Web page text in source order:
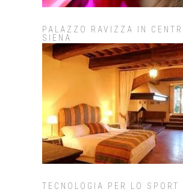
PALAZZO RAVIZZA IN
SIENA
TECNOLOGIA PER LO SPORT